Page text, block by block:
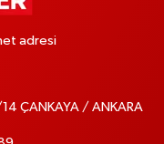
adresi
14 ÇANKAYA / ANKARA